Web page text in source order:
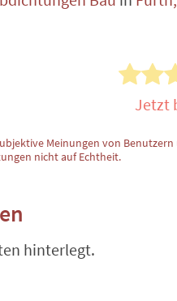
Jetzt
Meinungen von
nicht auf Echtheit.
hinterlegt.